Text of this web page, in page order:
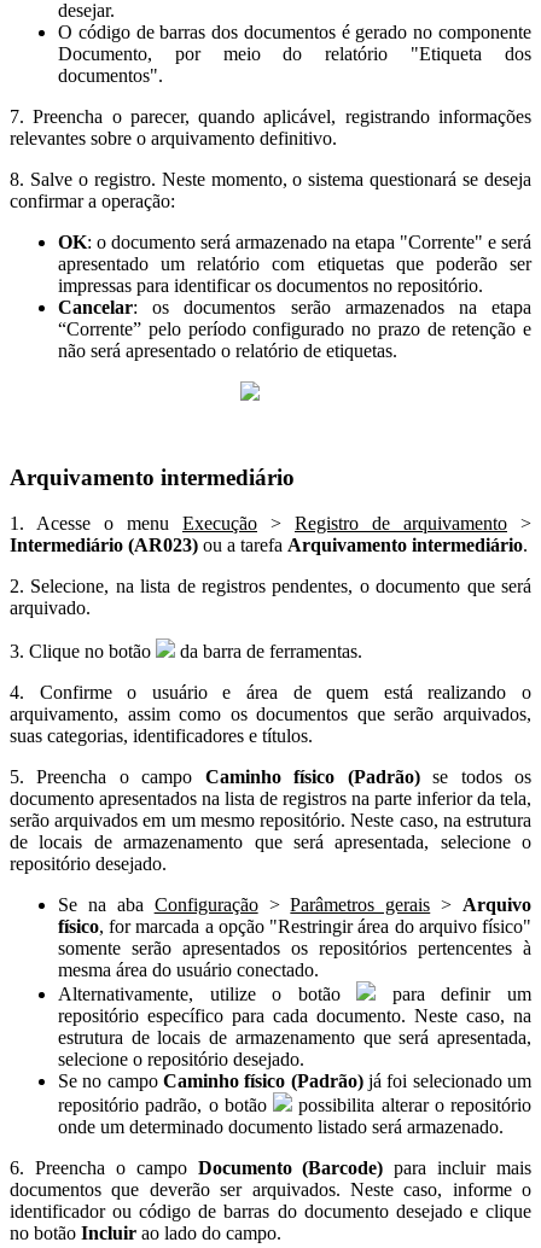
desejar.
O código de barras dos documentos é gerado no componente
Documento, por meio do relatório "Etiqueta dos
documentos".
7. Preencha o parecer, quando aplicável, registrando informações
relevantes sobre o arquivamento definitivo.
8. Salve o registro. Neste momento, o sistema questionará se deseja
confirmar a operação:
OK: o documento será armazenado na etapa "Corrente" e será
apresentado um relatório com etiquetas que poderão ser
impressas para identificar os documentos no repositório.
Cancelar: os documentos serão armazenados na etapa
“Corrente” pelo período configurado no prazo de retenção e
não será apresentado o relatório de etiquetas.
Arquivamento intermediário
1. Acesse o menu Execução > Registro de arquivamento >
Intermediário (AR023) ou a tarefa Arquivamento intermediário.
2. Selecione, na lista de registros pendentes, o documento que será
arquivado.
3. Clique no botão
da barra de ferramentas.
4. Confirme o usuário e área de quem está realizando o
arquivamento, assim como os documentos que serão arquivados,
suas categorias, identificadores e títulos.
5. Preencha o campo Caminho físico (Padrão)se todos os
documento apresentados na lista de registros na parte inferior da tela,
serão arquivados em um mesmo repositório. Neste caso, na estrutura
de locais de armazenamento que será apresentada, selecione o
repositório desejado.
Se na aba Configuração>Parâmetros gerais > Arquivo
físico, for marcada a opção "Restringir área do arquivo físico"
somente serão apresentados os repositórios pertencentes à
mesma área do usuário conectado.
Alternativamente, utilize o botão
para definir um
repositório específico para cada documento. Neste caso, na
estrutura de locais de armazenamento que será apresentada,
selecione o repositório desejado.
Se no campo Caminho físico (Padrão)já foi selecionado um
repositório padrão, o botão
possibilita alterar o repositório
onde um determinado documento listado será armazenado.
6. Preencha o campoDocumento (Barcode) para incluir mais
documentos que deverão ser arquivados. Neste caso, informe o
identificador ou código de barras do documento desejado e clique
no botão Incluir ao lado do campo.